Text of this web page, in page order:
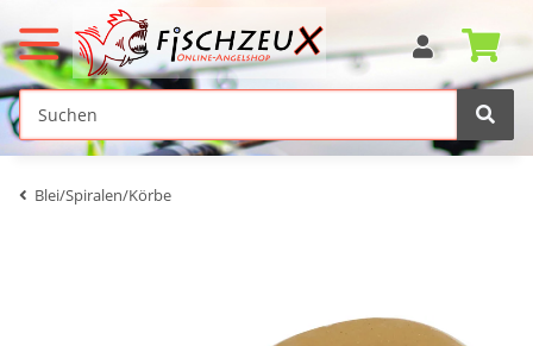
Blei/Spiralen/Körbe